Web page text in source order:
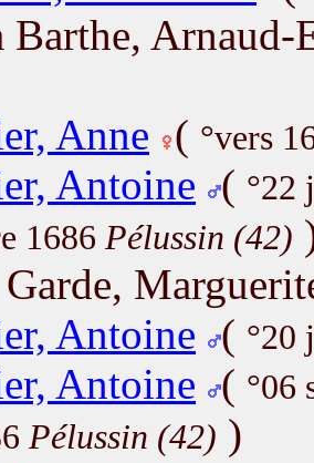
Barthe, Arnaud-
Anne ( °vers
Antoine ( °22
1686 Pélussin (42)
Antoine ( °20
Antoine ( °06
Pélussin (42) )